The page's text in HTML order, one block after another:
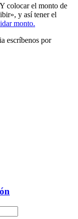
colocar el monto de
y así tener el
monto.
escríbenos por